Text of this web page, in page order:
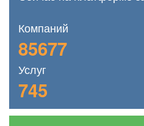
Компаний
85677
Услуг
745